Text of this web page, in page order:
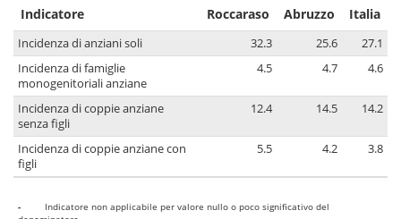
Indicatore Roccaraso Abruzzo Italia
Incidenza di anziani soli 32.3 25.6
27.1
Incidenza di famiglie
monogenitoriali anziane
4.5 4.7 4.6
Incidenza di coppie anziane
senza figli
12.4 14.5 14.2
Incidenza di coppie anziane con
figli
5.5 4.2 3.8
-
Indicatore non applicabile per valore nullo o poco significativo del